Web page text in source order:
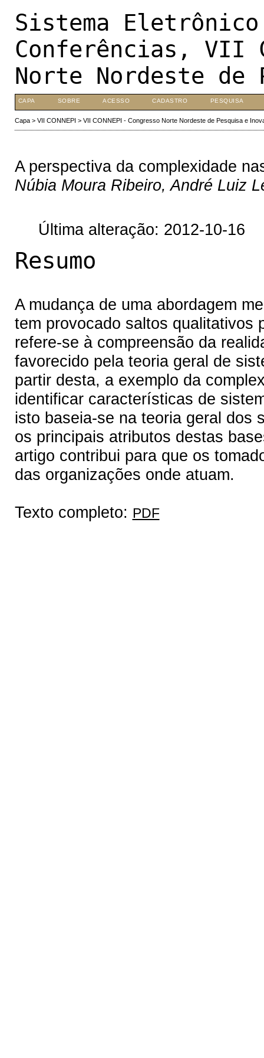
Sistema
Conferências, VII
Norte Nordeste de
CAPA SOBRE ACESSO CADASTRO PESQUISA
Capa> VII CONNEPI > VII CONNEPI - Congresso Norte Nordeste de Pesquisa e
A perspectiva da complexidade
Núbia Moura Ribeiro, André Luiz
Última alteração: 2012-10-16
Resumo
A mudança de uma abordagem
tem provocado saltos qualitativos
refere-se à compreensão da
favorecido pela teoria geral de
partir desta, a exemplo da
identificar características de
isto baseia-se na teoria geral dos
os principais atributos destas
artigo contribui para que os
das organizações onde atuam.
Texto completo: PDF